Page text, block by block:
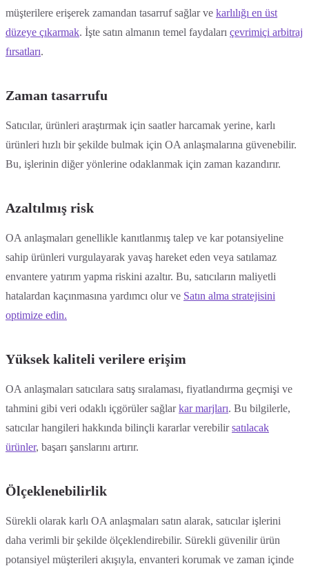
müşterilere erişerek zamandan tasarruf sağlar ve karlılığı en üst
düzeye çıkarmak. İşte satın almanın temel faydaları çevrimiçi arbitraj
fırsatları.
Zaman tasarrufu
Satıcılar, ürünleri araştırmak için saatler harcamak yerine, karlı
ürünleri hızlı bir şekilde bulmak için OA anlaşmalarına güvenebilir.
Bu, işlerinin diğer yönlerine odaklanmak için zaman kazandırır.
Azaltılmış risk
OA anlaşmaları genellikle kanıtlanmış talep ve kar potansiyeline
sahip ürünleri vurgulayarak yavaş hareket eden veya satılamaz
envantere yatırım yapma riskini azaltır. Bu, satıcıların maliyetli
hatalardan kaçınmasına yardımcı olur ve Satın alma stratejisini
optimize edin.
Yüksek kaliteli verilere erişim
OA anlaşmaları satıcılara satış sıralaması, fiyatlandırma geçmişi ve
tahmini gibi veri odaklı içgörüler sağlarkar marjları. Bu bilgilerle,
satıcılar hangileri hakkında bilinçli kararlar verebilirsatılacak
ürünler, başarı şanslarını artırır.
Ölçeklenebilirlik
Sürekli olarak karlı OA anlaşmaları satın alarak, satıcılar işlerini
daha verimli bir şekilde ölçeklendirebilir. Sürekli güvenilir ürün
potansiyel müşterileri akışıyla, envanteri korumak ve zaman içinde